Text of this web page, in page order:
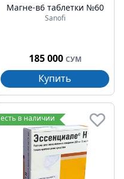
Магне-в6 таблетки №60
Sanofi
185 000 СУМ
Купить
есть в наличии